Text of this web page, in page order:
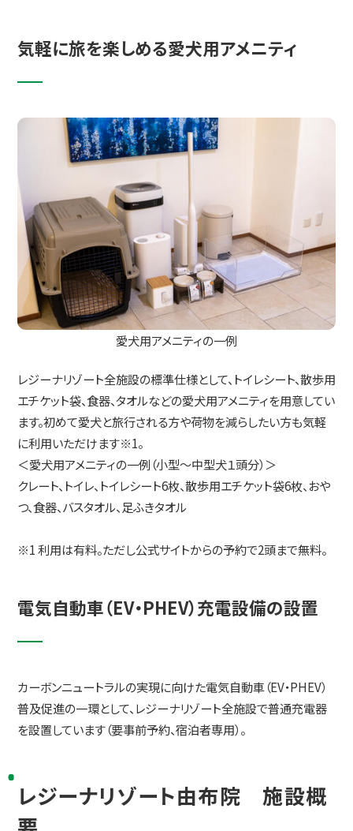
気軽に旅を楽しめる愛犬用アメニティ
愛犬用アメニティの一例
レジーナリゾート全施設の標準仕様として、トイレシート、散歩用
エチケット袋、食器、タオルなどの愛犬用アメニティを用意してい
ます。初めて愛犬と旅行される方や荷物を減らしたい方も気軽
に利用いただけます※1。
＜愛犬用アメニティの一例（小型～中型犬１頭分）＞
クレート、トイレ、トイレシート6枚、散歩用エチケット袋6枚、おや
つ、食器、バスタオル、足ふきタオル
※1 利用は有料。ただし公式サイトからの予約で2頭まで無料。
電気自動車（EV・PHEV）充電設備の設置
カーボンニュートラルの実現に向けた電気自動車（EV・PHEV）
普及促進の一環として、レジーナリゾート全施設で普通充電器
を設置しています（要事前予約、宿泊者専用）。
レジーナリゾート由布院 施設概